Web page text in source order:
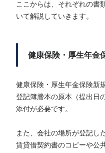
ここからは、それぞれの書
いて解説していきます。
健康保険・厚生年金
健康保険・厚生年金保険新
登記簿謄本の原本（提出日
添付が必要です。
また、会社の場所が登記し
賃貸借契約書のコピーや公